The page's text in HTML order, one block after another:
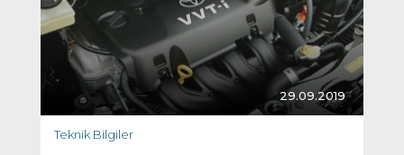
29.09.2019
Teknik Bilgiler